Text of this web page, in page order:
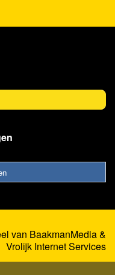
van BaakmanMedia&
Vrolijk Internet Services